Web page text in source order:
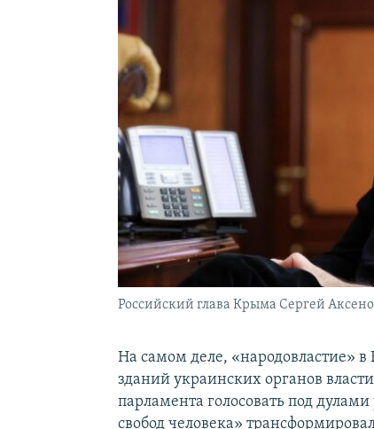
Российский глава Крыма Сергей
На самом деле, «народовластие»
зданий украинских органов
парламента голосовать под
свобод человека»